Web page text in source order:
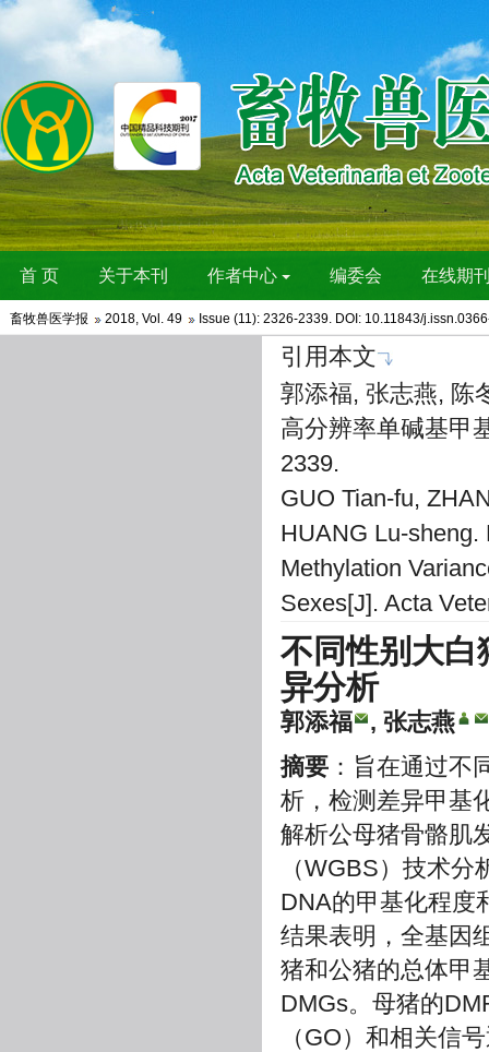
畜牧兽医学报 2018, Vol. 49 Issue (11): 2326-2339. DOI: 10.11843/
引用本文
郭添福, 张志燕, 陈
高分辨率单碱基甲
2339.
GUO Tian-fu,
HUANG Lu-sheng.
Methylation
Sexes[J]. Acta
不同性别大白
异分析
郭添福
, 张志燕
摘要 ：旨在通过不
析，检测差异甲基
解析公母猪骨骼肌
（WGBS）技术
DNA的甲基化程度
结果表明，全基因
猪和公猪的总体甲
DMGs。母猪的
（GO）和相关信